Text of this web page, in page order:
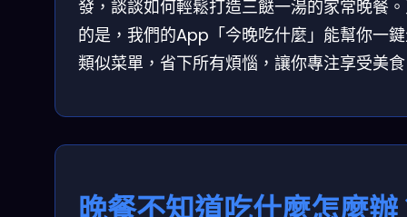
發，談談如何輕鬆打造三餸一湯的家常晚餐
的是，我們的App「今晚吃什麼」能幫你一
類似菜單，省下所有煩惱，讓你專注享受美